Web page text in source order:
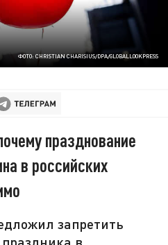
ФОТО: CHRISTIAN CHARISIUS/DPA/GLOBALLOOKPRESS
празднование
в российских
запретить
в